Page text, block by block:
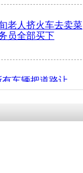
老人挤火车去卖菜
员全部买下
有车辆把道路让
”儿童突发疾病交